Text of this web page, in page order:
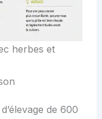
herbes et
de 600